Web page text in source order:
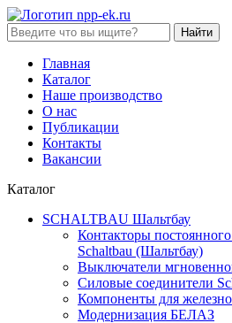
Найти
Главная
Каталог
Наше производство
О нас
Публикации
Контакты
Вакансии
Каталог
SCHALTBAU Шальтбау
Контакторы
Sсhaltbau (Шальтбау)
Выключатели
Силовые соединители
Компоненты для
Модернизация БЕЛАЗ